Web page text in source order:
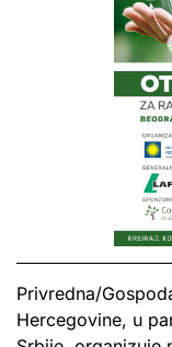
Privredna/
Hercegovine, u